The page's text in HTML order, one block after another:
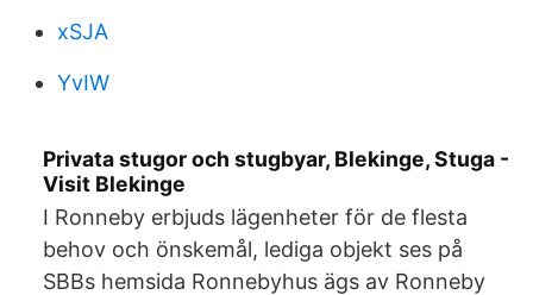
xSJA
YvIW
Privata stugor och stugbyar, Blekinge, Stuga -
Visit Blekinge
I Ronneby erbjuds lägenheter för de flesta
behov och önskemål, lediga objekt ses på
SBBs hemsida Ronnebyhus ägs av Ronneby